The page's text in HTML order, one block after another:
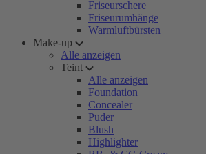
Friseurschere
Friseurumhänge
Warmluftbürsten
Make-up
Alle anzeigen
Teint
Alle anzeigen
Foundation
Concealer
Puder
Blush
Highlighter